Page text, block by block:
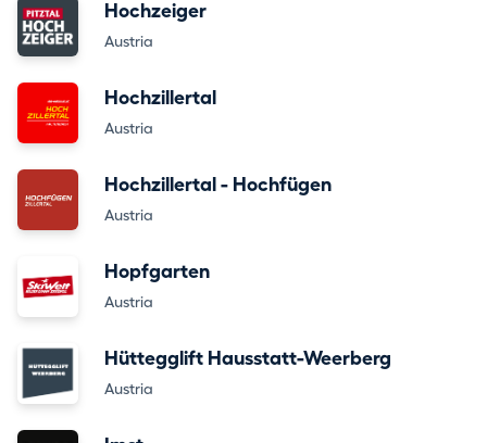
Hochzeiger
Austria
Hochzillertal
Austria
Hochzillertal - Hochfügen
Austria
Hopfgarten
Austria
Hüttegglift Hausstatt-Weerberg
Austria